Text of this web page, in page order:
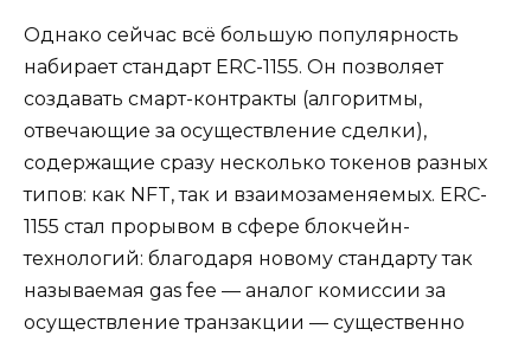
Однако сейчас всё большую популярность
набирает стандарт ERC-1155. Он позволяет
создавать смарт-контракты (алгоритмы,
отвечающие за осуществление сделки),
содержащие сразу несколько токенов разных
типов: как NFT, так и взаимозаменяемых. ERC-
1155 стал прорывом в сфере блокчейн-
технологий: благодаря новому стандарту так
называемая gas fee — аналог комиссии за
осуществление транзакции — существенно